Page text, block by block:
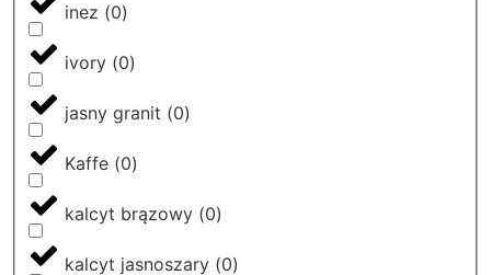
inez (0)
ivory (0)
jasny granit (0)
Kaffe (0)
kalcyt brązowy (0)
kalcyt jasnoszary (0)